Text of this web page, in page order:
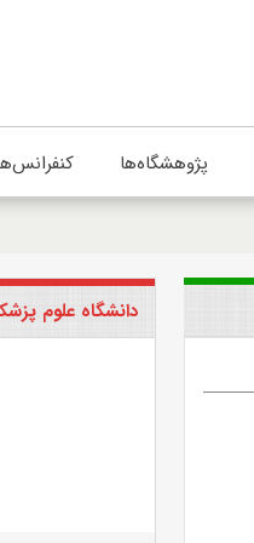
پژوهشگاه‌ها
دانشگاه علوم